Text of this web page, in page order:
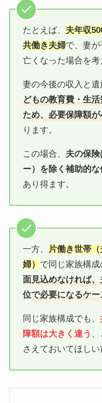
たとえば、 夫年収
共働き夫婦で、妻
亡くなった場合を考
妻の今後の収入と遺
どもの教育費・生
ため、必要保障額
ります。
この場合、 夫の保
ー）を除く補助的
あり得ます。
一方、
片働き世帯
婦） で同じ家族構成
面見込めなければ
位で必要になるケー
同じ家族構成でも、
障額は大きく違う
さえておいてほしい